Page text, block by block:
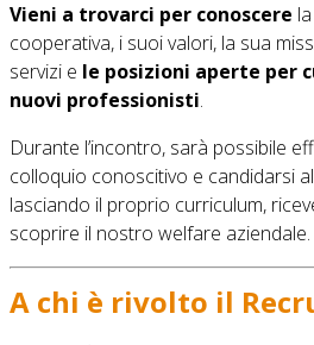
Vieni a trovarci per conoscere
cooperativa, i suoi valori, la sua
servizi e le posizioni aperte per
nuovi professionisti.
Durante l’incontro, sarà possibile
colloquio conoscitivo e candidarsi
lasciando il proprio curriculum,
scoprire il nostro welfare aziendale.
A chi è rivolto il